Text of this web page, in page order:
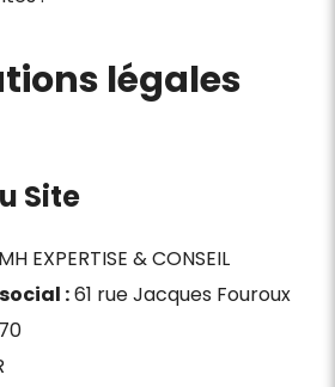
légales
Site
EXPERTISE & CONSEIL
:61 rue Jacques Fouroux